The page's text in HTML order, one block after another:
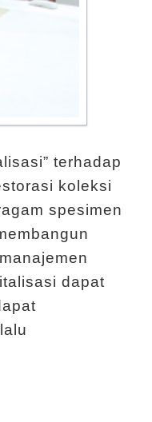
terhadap
koleksi
spesimen
dapat